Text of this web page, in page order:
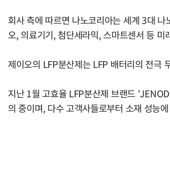
회사 측에 따르면 나노코리아는 세계 3대
오, 의료기기, 첨단세라믹, 스마트센서 등
제이오의 LFP분산제는 LFP 배터리의 전극
지난 1월 고효율 LFP분산제 브랜드
의 중이며, 다수 고객사들로부터 소재 성능